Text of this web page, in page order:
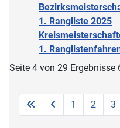
1. Rangliste 2025
1.
Seite 4 von 29
1 2 3